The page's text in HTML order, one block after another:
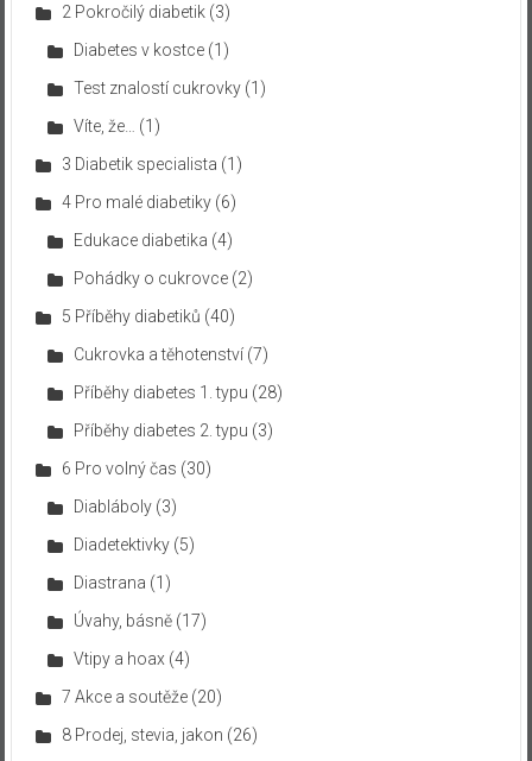
2 Pokročilý diabetik(3)
Diabetes v kostce(1)
Test znalostí cukrovky(1)
Víte, že…
(1)
3 Diabetik specialista (1)
4 Pro malé diabetiky(6)
Edukace diabetika (4)
Pohádky o cukrovce(2)
5 Příběhy diabetiků (40)
Cukrovka a těhotenství(7)
Příběhy diabetes 1. typu (28)
Příběhy diabetes 2. typu (3)
6 Pro volný čas (30)
Diabláboly(3)
Diadetektivky(5)
Diastrana (1)
Úvahy, básně(17)
Vtipy a hoax (4)
7 Akce a soutěže(20)
8 Prodej, stevia, jakon (26)